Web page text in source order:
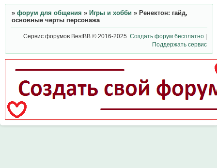
» форум для общения » Игры и хобби » Ренектон: гайд,
основные черты персонажа
Сервис форумов BestBB © 2016-2025.Создать форум бесплатно
Поддержать сервис